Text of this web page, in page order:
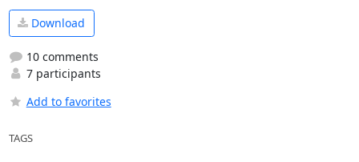
Download
10 comments
7 participants
Add to favorites
TAGS